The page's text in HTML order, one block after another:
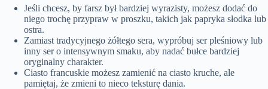
Jeśli chcesz, by farsz był bardziej wyrazisty, możesz dodać do
niego trochę przypraw w proszku, takich jak papryka słodka lub
ostra.
Zamiast tradycyjnego żółtego sera, wypróbuj ser pleśniowy lub
inny ser o intensywnym smaku, aby nadać bułce bardziej
oryginalny charakter.
Ciasto francuskie możesz zamienić na ciasto kruche, ale
pamiętaj, że zmieni to nieco teksturę dania.